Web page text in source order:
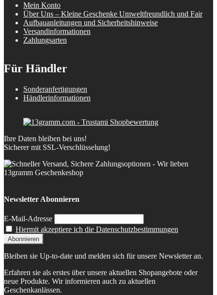
Mein Konto
Über Uns – Kleine Geschenke Umweltfreundlich und Fair
Aufbauanleitungen und Sicherheitshinweise
Versandinformationen
Zahlungsarten
Für Händler
Sonderanfertigungen
Händlerinformationen
Ihre Daten bleiben bei uns!
Sicherer mit SSL-Verschlüsselung!
Newsletter Abonnieren
E-Mail-Adresse
Hiermit akzeptiere ich die Datenschutzbestimmungen
Bleiben sie Up-to-date und melden sich für unsere Newsletter an.
Erfahren sie als erstes über unsere aktuellen Shopangebote oder
neue Produkte. Wir informieren auch zu aktuellen
Geschenkanlässen.